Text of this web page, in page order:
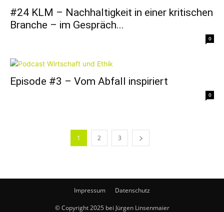
#24 KLM – Nachhaltigkeit in einer kritischen
Branche – im Gespräch...
0
Episode #3 – Vom Abfall inspiriert
0
1 2 3
Impressum Datenschutz
© Copyright 2025 bei Jürgen Linsenmaier